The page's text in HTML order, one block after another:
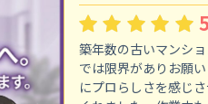
築年数の古いマンシ
では限界がありお願
にプロらしさを感じ